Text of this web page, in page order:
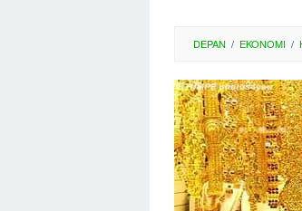
DEPAN / EKONOMI /